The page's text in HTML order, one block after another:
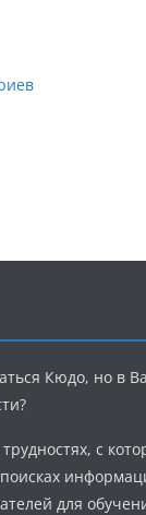
Кюдо, но в
с
поисках
для